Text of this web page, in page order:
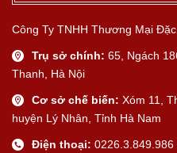
Công Ty TNHH Thương Mại
Trụ sở chính: 65, Ngách
Thanh, Hà Nội
Cơ sở chế biến: Xóm 11,
huyện Lý Nhân, Tỉnh Hà Nam
Điện thoại: